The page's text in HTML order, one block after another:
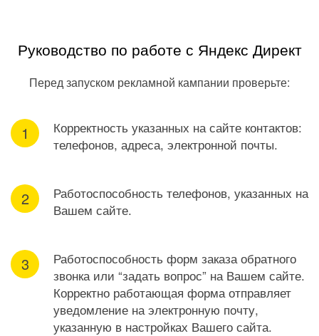
Руководство по работе с Яндекс Директ
Перед запуском рекламной кампании проверьте:
Корректность указанных на сайте контактов:
телефонов, адреса, электронной почты.
Работоспособность телефонов, указанных на
Вашем сайте.
Работоспособность форм заказа обратного
звонка или “задать вопрос” на Вашем сайте.
Корректно работающая форма отправляет
уведомление на электронную почту,
указанную в настройках Вашего сайта.